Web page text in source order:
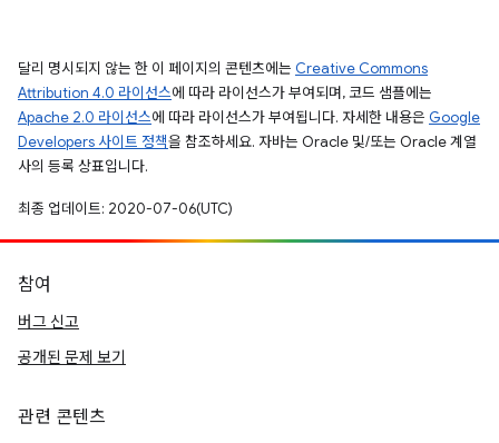
달리 명시되지 않는 한 이 페이지의 콘텐츠에는 Creative Commons
Attribution 4.0 라이선스에 따라 라이선스가 부여되며, 코드 샘플에는
Apache 2.0 라이선스에 따라 라이선스가 부여됩니다. 자세한 내용은 Google
Developers 사이트 정책을 참조하세요. 자바는 Oracle 및/또는 Oracle 계열
사의 등록 상표입니다.
최종 업데이트: 2020-07-06(UTC)
참여
버그 신고
공개된 문제 보기
관련 콘텐츠